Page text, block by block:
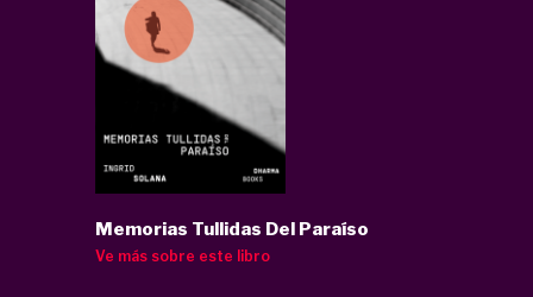
Memorias Tullidas Del Paraíso
Ve más sobre este libro